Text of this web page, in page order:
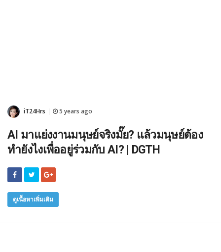
iT24Hrs 5 years ago
AI มาแย่งงานมนุษย์จริงมั๊ย? แล้วมนุษย์ต้อง
ทำยังไงเพื่ออยู่ร่วมกับ AI? | DGTH
ดูเนื้อหาเพิ่มเติม